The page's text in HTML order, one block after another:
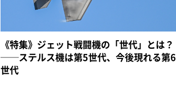
《特集》ジェット戦闘機の「世代」とは？
──ステルス機は第5世代、今後現れる第6
世代